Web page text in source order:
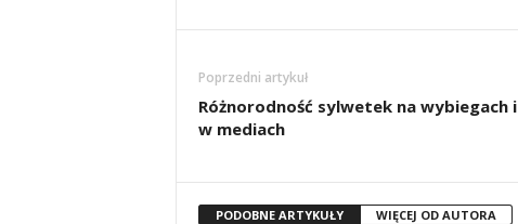
Poprzedni artykuł
Różnorodność sylwetek na wybiegach i
w mediach
PODOBNE ARTYKUŁY WIĘCEJ OD AUTORA